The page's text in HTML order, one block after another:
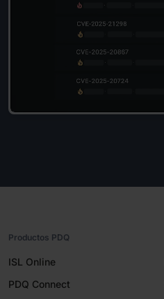
Productos PDQ
ISL Online
PDQ Connect